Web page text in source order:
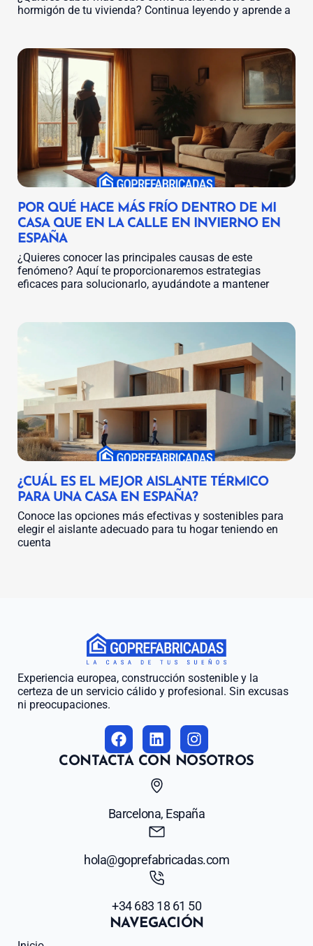
hormigón de tu vivienda? Continua leyendo y aprende a
POR QUÉ HACE MÁS FRÍO DENTRO DE MI
CASA QUE EN LA CALLE EN INVIERNO EN
ESPAÑA
¿Quieres conocer las principales causas de este
fenómeno? Aquí te proporcionaremos estrategias
eficaces para solucionarlo, ayudándote a mantener
¿CUÁL ES EL MEJOR AISLANTE TÉRMICO
PARA UNA CASA EN ESPAÑA?
Conoce las opciones más efectivas y sostenibles para
elegir el aislante adecuado para tu hogar teniendo en
cuenta
Experiencia europea, construcción sostenible y la
certeza de un servicio cálido y profesional. Sin excusas
ni preocupaciones.
CONTACTA CON NOSOTROS
Barcelona, España
hola@goprefabricadas.com
+34 683 18 61 50
NAVEGACIÓN